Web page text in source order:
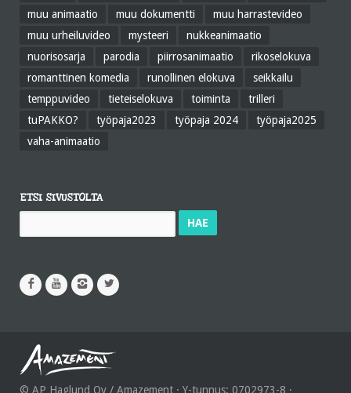
muu animaatio
muu dokumentti
muu harrastevideo
muu urheiluvideo
mysteeri
nukkeanimaatio
nuorisosarja
parodia piirrosanimaatio
rikoselokuva
romanttinen komedia
runollinen elokuva
seikkailu
temppuvideo
tieteiselokuva toiminta
trilleri
tuPAKKO?
työpaja2023 työpaja 2024
työpaja2025
vaha-animaatio
ETSI SIVUSTOLTA
© AP Haglund Oy / Amazement · Y-tunnus: 0702973-8 ·